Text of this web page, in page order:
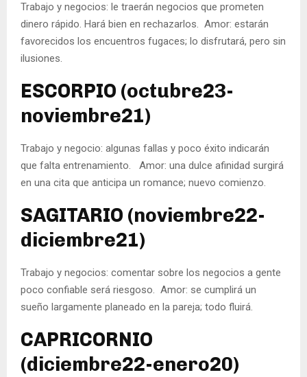
Trabajo y negocios: le traerán negocios que prometen
dinero rápido. Hará bien en rechazarlos. Amor: estarán
favorecidos los encuentros fugaces; lo disfrutará, pero sin
ilusiones.
ESCORPIO (octubre23-
noviembre21)
Trabajo y negocio: algunas fallas y poco éxito indicarán
que falta entrenamiento. Amor: una dulce afinidad surgirá
en una cita que anticipa un romance; nuevo comienzo.
SAGITARIO (noviembre22-
diciembre21)
Trabajo y negocios: comentar sobre los negocios a gente
poco confiable será riesgoso. Amor: se cumplirá un
sueño largamente planeado en la pareja; todo fluirá.
CAPRICORNIO
(diciembre22-enero20)